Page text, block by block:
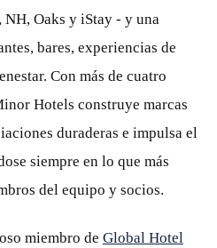
Oaks y iStay - y una
bares, experiencias de
Con más de cuatro
Hotels construye marcas
duraderas e impulsa el
siempre en lo que más
del equipo y socios.
miembro de Global Hotel